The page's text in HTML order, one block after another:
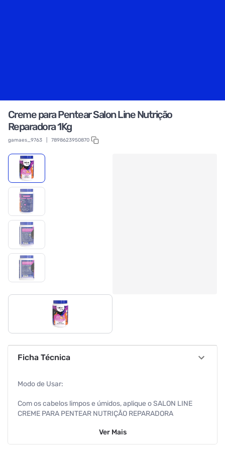
Creme para Pentear Salon Line Nutrição
Reparadora 1Kg
gamaes_9763 7898623950870
Ficha Técnica
Modo de Usar:
Com os cabelos limpos e úmidos, aplique o SALON LINE
CREME PARA PENTEAR NUTRIÇÃO REPARADORA
com um pente de dentes largos e em seguida amasse-os
Ver Mais